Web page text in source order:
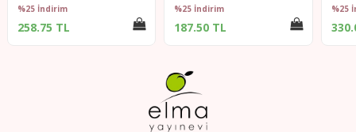
%25 İndirim
258.75 TL
%25 İndirim
187.50 TL
%25